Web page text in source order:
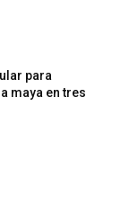
para
maya en tres